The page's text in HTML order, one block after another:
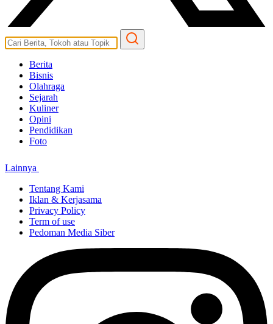
Berita
Bisnis
Olahraga
Sejarah
Kuliner
Opini
Pendidikan
Foto
Lainnya
Tentang Kami
Iklan & Kerjasama
Privacy Policy
Term of use
Pedoman Media Siber